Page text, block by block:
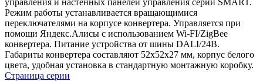
Режим работы устанавливается вращающимися
переключателями на корпусе конвертера. Управляется при
помощи Яндекс.Алисы с использованием Wi-FI/ZigBee
конвертера. Питание устройства от шины DALI/24В.
Габариты конвертера составляют 52х52х27 мм, корпус белого
цвета, удобная установка в стандартную монтажную коробку.
Страница серии